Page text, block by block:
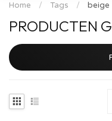
Home / Tags / beige
PRODUCTEN